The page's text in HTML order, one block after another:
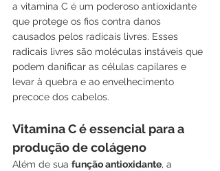
a vitamina C é um poderoso antioxidante
que protege os fios contra danos
causados pelos radicais livres. Esses
radicais livres são moléculas instáveis que
podem danificar as células capilares e
levar à quebra e ao envelhecimento
precoce dos cabelos.
Vitamina C é essencial para a
produção de colágeno
Além de sua função antioxidante, a